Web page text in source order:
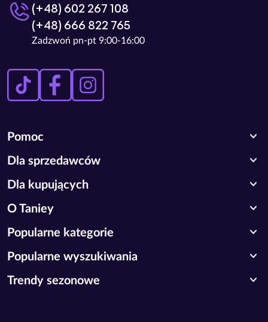
(+48) 602 267 108
(+48) 666 822 765
Zadzwoń pn-pt 9:00-16:00
Pomoc expand_more
Dla sprzedawców expand_more
Dla kupujących expand_more
O Taniey expand_more
Popularne kategorie expand_more
Popularne wyszukiwania expand_more
Trendy sezonowe expand_more